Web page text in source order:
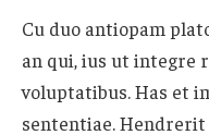
Cu duo antiopam
an qui, ius ut integre
voluptatibus. Has et
sententiae. Hendrerit